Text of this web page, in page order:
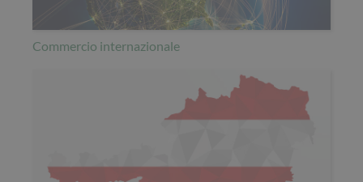
Commercio internazionale